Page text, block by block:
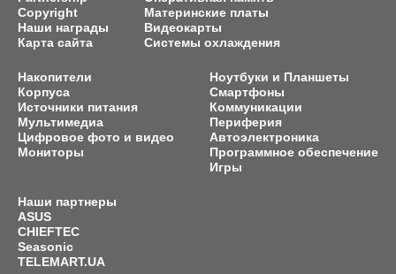
Copyright
Наши награды
Карта сайта
Материнские платы
Видеокарты
Системы охлаждения
Накопители
Корпуса
Источники питания
Мультимедиа
Цифровое фото и видео
Мониторы
Ноутбуки и Планшеты
Смартфоны
Коммуникации
Периферия
Автоэлектроника
Программное обеспечение
Игры
Наши партнеры
ASUS
CHIEFTEC
Seasonic
TELEMART.UA